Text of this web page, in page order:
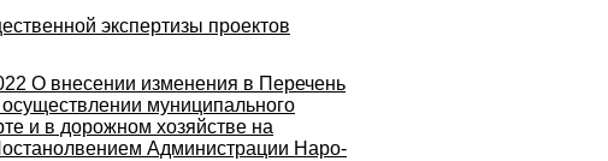
экспертизы проектов
О внесении изменения в Перечень
муниципального
и в дорожном хозяйстве на
Администрации Наро-